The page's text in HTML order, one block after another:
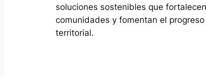
soluciones sostenibles que
comunidades y fomentan el progreso
territorial.